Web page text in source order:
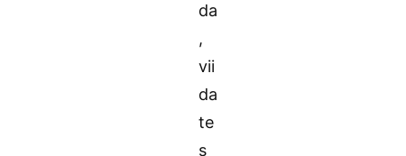
da
,
vii
da
te
s